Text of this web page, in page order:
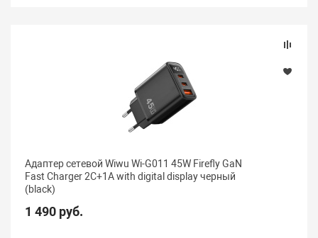
Адаптер сетевой Wiwu Wi-G011 45W Firefly GaN
Fast Charger 2C+1A with digital display черный
(black)
1 490 руб.